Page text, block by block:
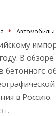
В
в Россию.
г.